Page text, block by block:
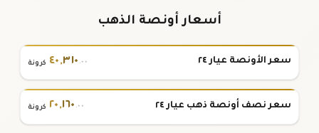
أسعار أونصة الذهب
سعر الأونصة عيار ٢٤ ٤٠,٣١٠ .٠٠ كرونة
سعر نصف أونصة ذهب عيار ٢٤ ٢٠,١٦٠ .٠٠ كرونة